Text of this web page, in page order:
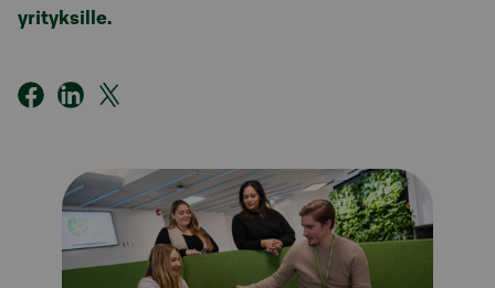
yrityksille.